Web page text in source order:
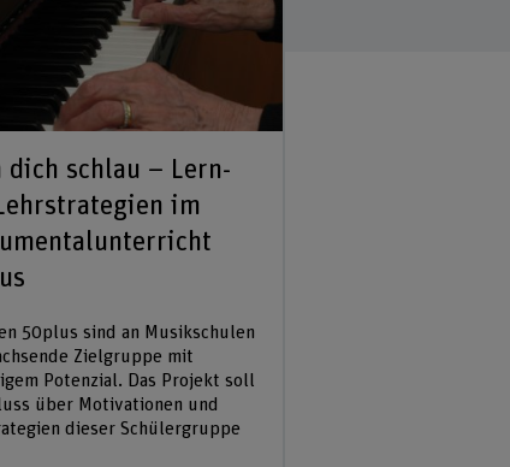
dich schlau – Lern-
im
50plus sind an Musikschulen
Zielgruppe mit
Potenzial. Das Projekt soll
über Motivationen und
dieser Schülergruppe